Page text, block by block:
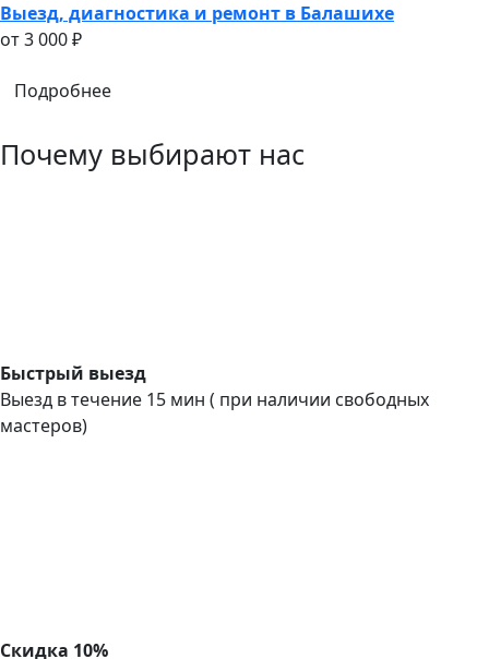
Выезд, диагностика и ремонт в Балашихе
oт 3 000 ₽
Подробнее
Почему выбирают нас
Быстрый выезд
Выезд в течение 15 мин ( при наличии свободных
мастеров)
Скидка 10%